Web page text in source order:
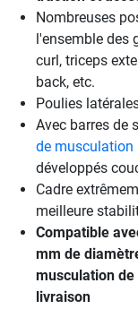
Nombreuses
l'ensemble des
curl, triceps
back, etc.
Poulies
Avec barres de
de musculation
développés
Cadre
meilleure
Compatible
mm de
musculation
livraison